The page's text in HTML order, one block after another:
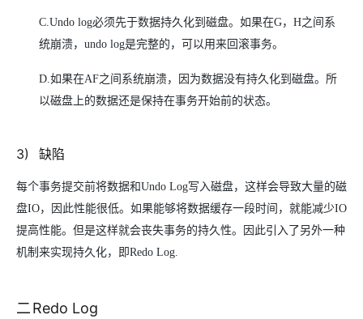
C.Undo log必须先于数据持久化到磁盘。如果在G，H之间系
统崩溃，undo log是完整的，可以用来回滚事务。
D.如果在AF之间系统崩溃，因为数据没有持久化到磁盘。所
以磁盘上的数据还是保持在事务开始前的状态。
3) 缺陷
每个事务提交前将数据和Undo Log写入磁盘，这样会导致大量的磁
盘IO，因此性能很低。如果能够将数据缓存一段时间，就能减少IO
提高性能。但是这样就会丧失事务的持久性。因此引入了另外一种
机制来实现持久化，即Redo Log.
二Redo Log